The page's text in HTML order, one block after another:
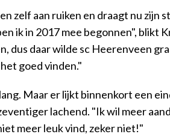
aan ruiken en draagt nu zijn
ik in 2017 mee begonnen", blikt
daar wilde sc Heerenveen
goed vinden."
Maar er lijkt binnenkort een
lachend. "Ik wil meer
meer leuk vind, zeker niet!"